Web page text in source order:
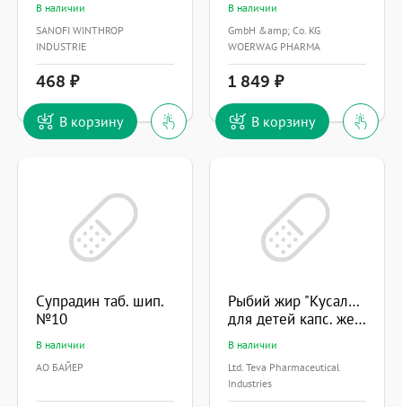
В наличии
SANOFI WINTHROP
INDUSTRIE
468
В корзину
В наличии
GmbH &amp; Co. KG
WOERWAG PHARMA
1 849
В корзину
Супрадин таб. шип.
№10
В наличии
АО БАЙЕР
Рыбий жир "Кусалочка"
для детей капс. жев. 500мг №60
В наличии
Ltd. Teva Pharmaceutical
Industries